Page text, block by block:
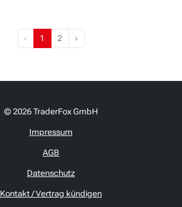
‹ 1 2 ›
© 2026 TraderFox GmbH
Impressum
AGB
Datenschutz
Kontakt / Vertrag kündigen